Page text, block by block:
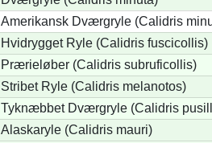
Amerikansk Dværgryle (Calidris
Hvidrygget Ryle (Calidris fuscicollis)
Prærieløber (Calidris subruficollis)
Stribet Ryle (Calidris melanotos)
Tyknæbbet Dværgryle (Calidris
Alaskaryle (Calidris mauri)